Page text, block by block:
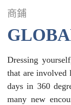
商鋪
Dressing
that are involved
days in 360
many new